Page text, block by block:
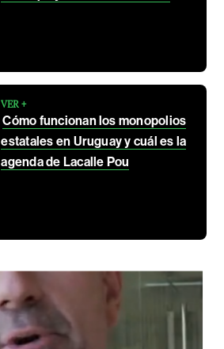
VER +
Cómo funcionan los monopolios
estatales en Uruguay y cuál es la
agenda de Lacalle Pou